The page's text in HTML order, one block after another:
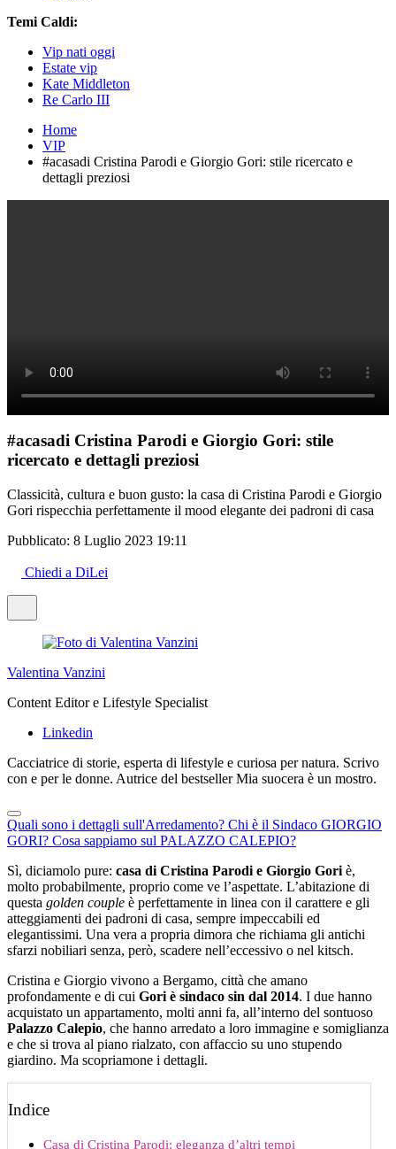
Temi Caldi:
Vip nati oggi
Estate vip
Kate Middleton
Re Carlo III
Home
VIP
#acasadi Cristina Parodi e Giorgio Gori: stile ricercato e
dettagli preziosi
#acasadi Cristina Parodi e Giorgio Gori: stile
ricercato e dettagli preziosi
Classicità, cultura e buon gusto: la casa di Cristina Parodi e Giorgio
Gori rispecchia perfettamente il mood elegante dei padroni di casa
Pubblicato: 8 Luglio 2023 19:11
Chiedi a DiLei
Valentina Vanzini
Content Editor e Lifestyle Specialist
Linkedin
Cacciatrice di storie, esperta di lifestyle e curiosa per natura. Scrivo
con e per le donne. Autrice del bestseller Mia suocera è un mostro.
Quali sono i dettagli sull'Arredamento? Chi è il Sindaco GIORGIO
GORI? Cosa sappiamo sul PALAZZO CALEPIO?
Sì, diciamolo pure: casa di Cristina Parodi e Giorgio Gori è,
molto probabilmente, proprio come ve l’aspettate. L’abitazione di
questa golden couple è perfettamente in linea con il carattere e gli
atteggiamenti dei padroni di casa, sempre impeccabili ed
elegantissimi. Una vera a propria dimora che richiama gli antichi
sfarzi nobiliari senza, però, scadere nell’eccessivo o nel kitsch.
Cristina e Giorgio vivono a Bergamo, città che amano
profondamente e di cui Gori è sindaco sin dal 2014. I due hanno
acquistato un appartamento, molti anni fa, all’interno del sontuoso
Palazzo Calepio, che hanno arredato a loro immagine e somiglianza
e che si trova al piano rialzato, con affaccio su uno stupendo
giardino. Ma scopriamone i dettagli.
Indice
Casa di Cristina Parodi: eleganza d’altri tempi